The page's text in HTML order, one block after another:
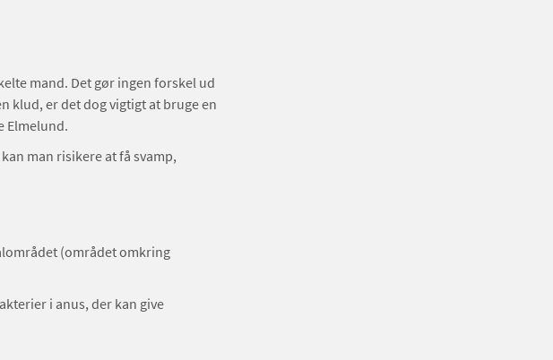
mand. Det gør ingen forskel ud
klud, er det dog vigtigt at bruge en
Elmelund.
man risikere at få svamp,
(området omkring
i anus, der kan give